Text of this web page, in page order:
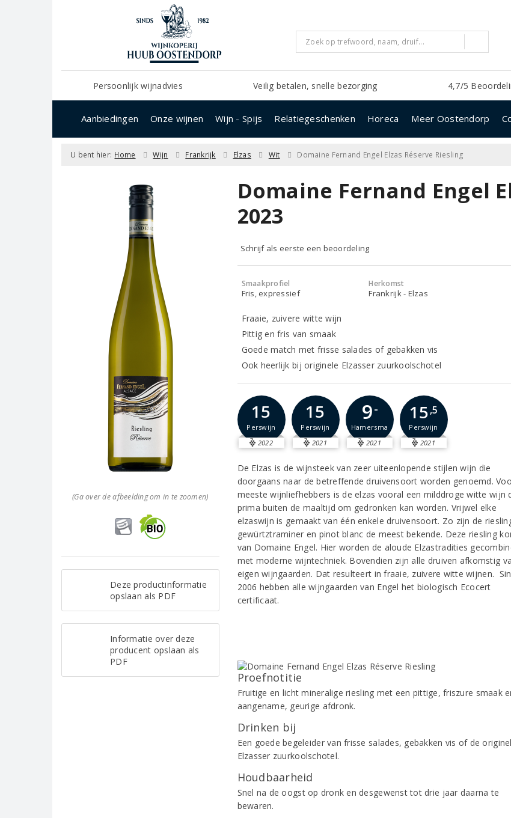
Persoonlijk wijnadvies Veilig betalen, snelle bezorging 4,7/5
Aanbiedingen Onze wijnen Wijn - Spijs Relatiegeschenken Horeca Meer Oostendorp
U bent hier: Home Wijn Frankrijk Elzas Wit Domaine Fernand Engel Elzas Réserve Riesling
(Ga over de afbeelding om in te zoomen)
Deze productinformatie
opslaan als PDF
Informatie over deze
producent opslaan als
PDF
Domaine Fernand Engel
2023
Schrijf als eerste een beoordeling
Smaakprofiel
Fris, expressief
Herkomst
Frankrijk - Elzas
Fraaie, zuivere witte wijn
Pittig en fris van smaak
Goede match met frisse salades of gebakken vis
Ook heerlijk bij originele Elzasser zuurkoolschotel
15
Perswijn
2022
15
Perswijn
2021
9-
Hamersma
2021
15,5
Perswijn
2021
De Elzas is de wijnsteek van zeer uiteenlopende stijlen wijn die
doorgaans naar de betreffende druivensoort worden genoemd.
meeste wijnliefhebbers is de elzas vooral een milddroge witte wijn
prima buiten de maaltijd om gedronken kan worden. Vrijwel elke
elzaswijn is gemaakt van één enkele druivensoort. Zo zijn de
gewürtztraminer en pinot blanc de meest bekende. Deze riesling
van Domaine Engel. Hier worden de aloude Elzastradities
met moderne wijntechniek. Bovendien zijn alle druiven afkomstig
eigen wijngaarden. Dat resulteert in fraaie, zuivere witte wijnen.
2006 hebben alle wijngaarden van Engel het biologisch Ecocert
certificaat.
Proefnotitie
Fruitige en licht mineralige riesling met een pittige, friszure smaak
aangename, geurige afdronk.
Drinken bij
Een goede begeleider van frisse salades, gebakken vis of de
Elzasser zuurkoolschotel.
Houdbaarheid
Snel na de oogst op dronk en desgewenst tot drie jaar daarna te
bewaren.